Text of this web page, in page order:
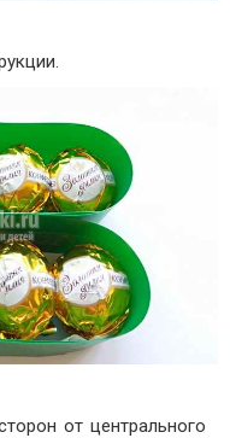
от центрального